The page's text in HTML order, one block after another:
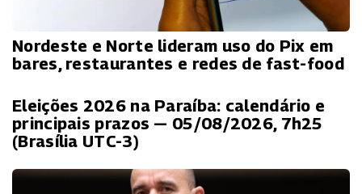
Nordeste e Norte lideram uso do Pix em
bares, restaurantes e redes de fast-food
Eleições 2026 na Paraíba: calendário e
principais prazos — 05/08/2026, 7h25
(Brasília UTC-3)